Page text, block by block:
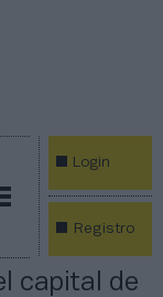
Login
Registro
capital de